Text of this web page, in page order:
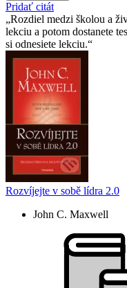
Pridať citát
Rozdiel medzi školou a
lekciu a potom dostanete
si odnesiete lekciu.
Rozvíjejte v sobě lídra 2.0
John C. Maxwell